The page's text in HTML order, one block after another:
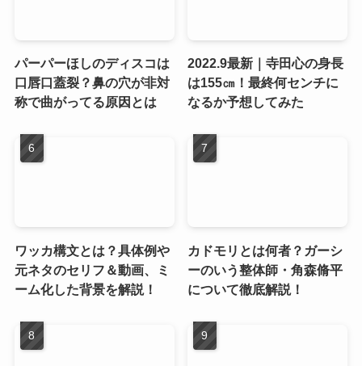
パーパーほしのディスコは
口唇口蓋裂？鼻の穴が非対
称で曲がってる原因とは
2022.9最新｜寺田心の身長
は155㎝！最終何センチに
なるか予想してみた
ワッカ構文とは？具体例や
元ネタのセリフ＆動画、ミ
ーム化した背景を解説！
カドモリとは何者？ガーシ
ーのいう整体師・角森脩平
について徹底解説！